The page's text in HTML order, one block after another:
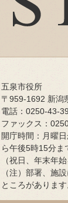
五泉市役所
〒959-1692 新潟
電話：0250-43-
ファックス：
開庁時間：月曜
ら午後5時15分ま
（祝日、年末年始
（注）部署、施
ところがあります